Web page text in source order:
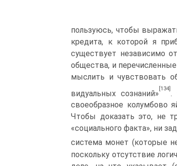
пользуюсь, чтобы
кредита, к которой я
существует независимо
общества, и
мыслить и чувствовать
видуальных сознаний»
[134]
.
своеобразное колумбово
Чтобы доказать это, не
«социального факта», ни
система монет (которые
поскольку отсутствие